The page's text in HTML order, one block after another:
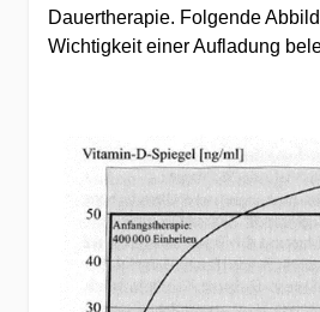
Dauertherapie. Folgende
Wichtigkeit einer Aufladung